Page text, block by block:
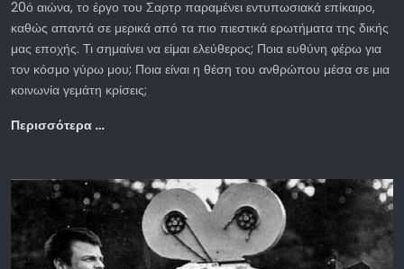
20ό αιώνα, το έργο του Σαρτρ παραμένει εντυπωσιακά επίκαιρο,
καθώς απαντά σε μερικά από τα πιο πιεστικά ερωτήματα της δικής
μας εποχής. Τι σημαίνει να είμαι ελεύθερος; Ποια ευθύνη φέρω για
τον κόσμο γύρω μου; Ποια είναι η θέση του ανθρώπου μέσα σε μια
κοινωνία γεμάτη κρίσεις;
Περισσότερα …